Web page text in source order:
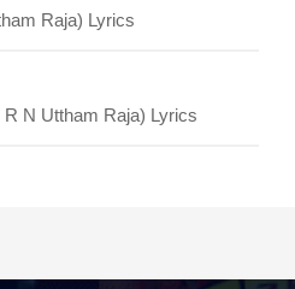
Raja) Lyrics
N Uttham Raja) Lyrics